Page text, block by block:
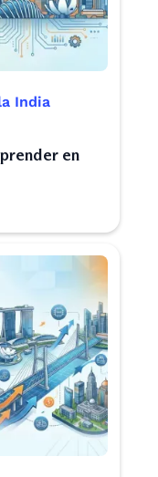
India
en